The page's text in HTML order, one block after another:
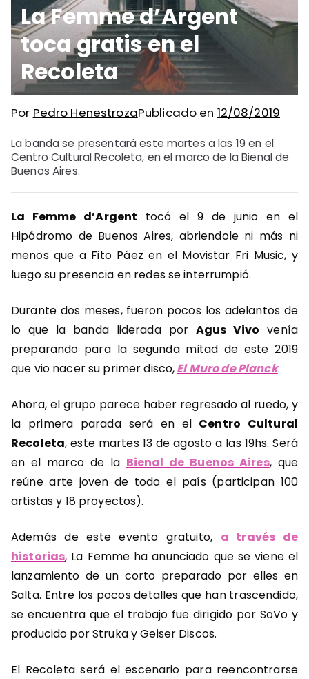
La Femme d’Argent
toca gratis en el
Recoleta
Por Pedro HenestrozaPublicado en 12/08/2019
La banda se presentará este martes a las 19 en el
Centro Cultural Recoleta, en el marco de la Bienal de
Buenos Aires.
La Femme d’Argent tocó el 9 de junio en el
Hipódromo de Buenos Aires, abriendole ni más ni
menos que a Fito Páez en el Movistar Fri Music, y
luego su presencia en redes se interrumpió.
Durante dos meses, fueron pocos los adelantos de
lo que la banda liderada por Agus Vivo venía
preparando para la segunda mitad de este 2019
que vio nacer su primer disco,El Muro de Planck.
Ahora, el grupo parece haber regresado al ruedo, y
la primera parada será en el Centro Cultural
Recoleta, este martes 13 de agosto a las 19hs. Será
en el marco de la Bienal de Buenos Aires, que
reúne arte joven de todo el país (participan 100
artistas y 18 proyectos).
Además de este evento gratuito, a través de
historias, La Femme ha anunciado que se viene el
lanzamiento de un corto preparado por elles en
Salta. Entre los pocos detalles que han trascendido,
se encuentra que el trabajo fue dirigido por SoVo y
producido por Struka y Geiser Discos.
El Recoleta será el escenario para reencontrarse